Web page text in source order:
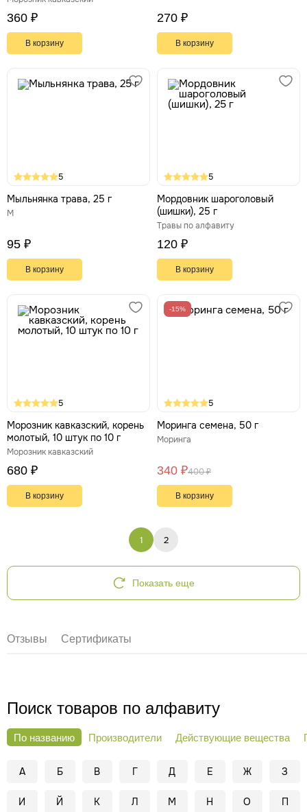
360 ₽
В корзину
270 ₽
В корзину
5
Мыльнянка трава, 25 г
М
95 ₽
В корзину
5
Мордовник шароголовый
(шишки), 25 г
Травы по алфавиту
120 ₽
В корзину
5
Морозник кавказский, корень
молотый, 10 штук по 10 г
Морозник кавказский
680 ₽
В корзину
-15%
5
Моринга семена, 50 г
Моринга
340 ₽400 ₽
В корзину
1 2
Показать еще
Отзывы Сертификаты
Поиск товаров по алфавиту
По названию Производители Действующие вещества
А Б В Г Д Е Ж З
И Й К Л М Н О П